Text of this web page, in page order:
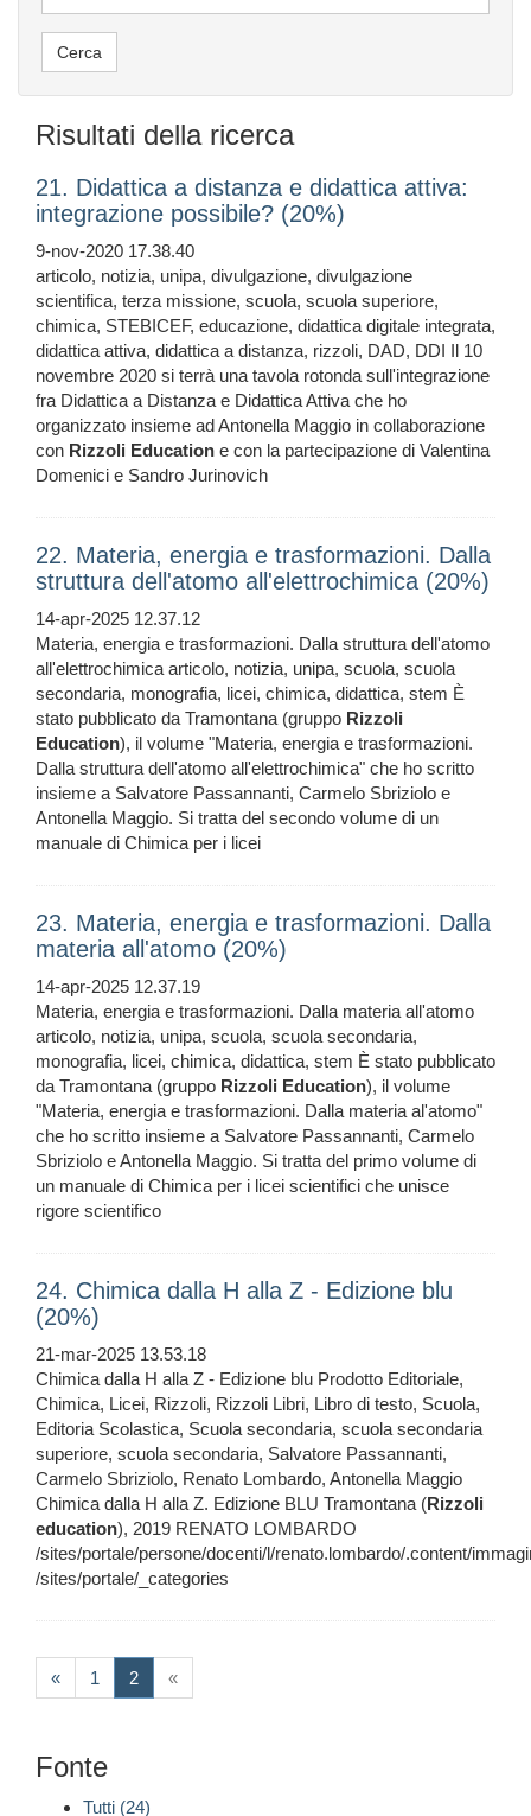
Risultati della ricerca
21. Didattica a distanza e didattica attiva:
integrazione possibile? (20%)
9-nov-2020 17.38.40
articolo, notizia, unipa, divulgazione, divulgazione
scientifica, terza missione, scuola, scuola superiore,
chimica, STEBICEF, educazione, didattica digitale integrata,
didattica attiva, didattica a distanza, rizzoli, DAD, DDI Il 10
novembre 2020 si terrà una tavola rotonda sull'integrazione
fra Didattica a Distanza e Didattica Attiva che ho
organizzato insieme ad Antonella Maggio in collaborazione
con Rizzoli Education e con la partecipazione di Valentina
Domenici e Sandro Jurinovich
22. Materia, energia e trasformazioni. Dalla
struttura dell'atomo all'elettrochimica (20%)
14-apr-2025 12.37.12
Materia, energia e trasformazioni. Dalla struttura dell'atomo
all'elettrochimica articolo, notizia, unipa, scuola, scuola
secondaria, monografia, licei, chimica, didattica, stem È
stato pubblicato da Tramontana (gruppo Rizzoli
Education), il volume "Materia, energia e trasformazioni.
Dalla struttura dell'atomo all'elettrochimica" che ho scritto
insieme a Salvatore Passannanti, Carmelo Sbriziolo e
Antonella Maggio. Si tratta del secondo volume di un
manuale di Chimica per i licei
23. Materia, energia e trasformazioni. Dalla
materia all'atomo (20%)
14-apr-2025 12.37.19
Materia, energia e trasformazioni. Dalla materia all'atomo
articolo, notizia, unipa, scuola, scuola secondaria,
monografia, licei, chimica, didattica, stem È stato pubblicato
da Tramontana (gruppo Rizzoli Education), il volume
"Materia, energia e trasformazioni. Dalla materia al'atomo"
che ho scritto insieme a Salvatore Passannanti, Carmelo
Sbriziolo e Antonella Maggio. Si tratta del primo volume di
un manuale di Chimica per i licei scientifici che unisce
rigore scientifico
24. Chimica dalla H alla Z - Edizione blu
(20%)
21-mar-2025 13.53.18
Chimica dalla H alla Z - Edizione blu Prodotto Editoriale,
Chimica, Licei, Rizzoli, Rizzoli Libri, Libro di testo, Scuola,
Editoria Scolastica, Scuola secondaria, scuola secondaria
superiore, scuola secondaria, Salvatore Passannanti,
Carmelo Sbriziolo, Renato Lombardo, Antonella Maggio
Chimica dalla H alla Z. Edizione BLU Tramontana (Rizzoli
education), 2019 RENATO LOMBARDO
/sites/portale/persone/docenti/l/renato.lombardo/.content/
/sites/portale/_categories
« 1 2(current)
«
Fonte
Tutti (24)